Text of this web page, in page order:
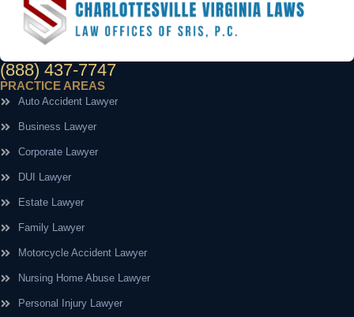
(888) 437-7747
PRACTICE AREAS
Auto Accident Lawyer
Business Lawyer
Corporate Lawyer
DUI Lawyer
Estate Lawyer
Family Lawyer
Motorcycle Accident Lawyer
Nursing Home Abuse Lawyer
Personal Injury Lawyer